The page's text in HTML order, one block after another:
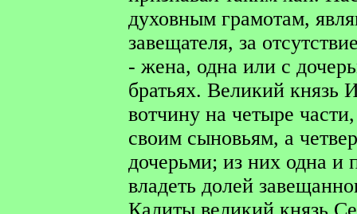
духовным грамотам,
завещателя, за
- жена, одна или с
братьях. Великий князь
вотчину на четыре
своим сыновьям, а
дочерьми; из них одна и
владеть долей